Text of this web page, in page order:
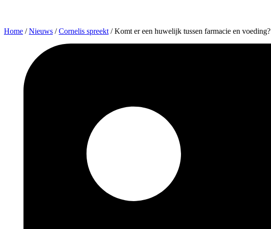
Home /Nieuws /Cornelis spreekt /Komt er een huwelijk tussen farmacie en voeding?